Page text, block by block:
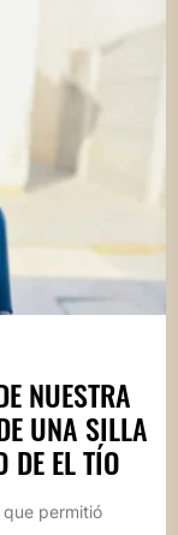
NUESTRA
UNA SILLA
DE EL TÍO
permitió